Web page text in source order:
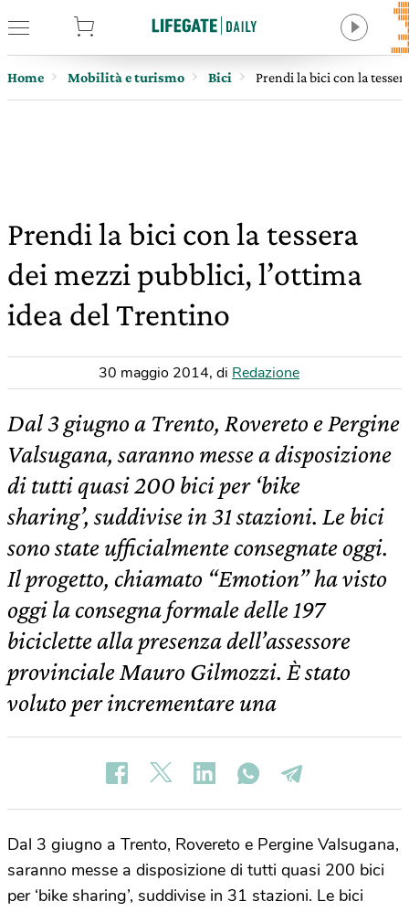
Home Mobilità e turismo Bici Prendi la bici con la
Prendi la bici con la tessera
dei mezzi pubblici, l’ottima
idea del Trentino
30 maggio 2014, di Redazione
Dal 3 giugno a Trento, Rovereto e Pergine
Valsugana, saranno messe a disposizione
di tutti quasi 200 bici per ‘bike
sharing’, suddivise in 31 stazioni. Le bici
sono state ufficialmente consegnate oggi.
Il progetto, chiamato “Emotion” ha visto
oggi la consegna formale delle 197
biciclette alla presenza dell’assessore
provinciale Mauro Gilmozzi. È stato
voluto per incrementare una
Dal 3 giugno a Trento, Rovereto e Pergine Valsugana,
saranno messe a disposizione di tutti quasi 200 bici
per ‘bike sharing’, suddivise in 31 stazioni. Le bici